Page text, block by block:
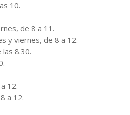
10.
de 8 a 11.
y viernes, de 8 a 12.
8.30.
12.
a 12.